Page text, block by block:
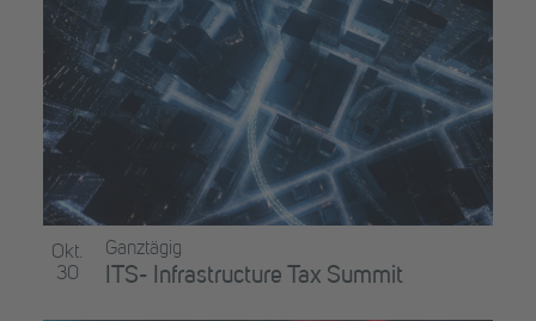
Okt.
30
ITS- Infrastructure Tax Summit
Ganztägig